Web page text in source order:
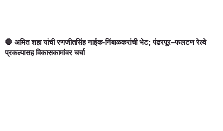
🛑 अमित शहा यांची रणजीतसिंह नाईक-निंबाळकरांची भेट; पंढरपूर–फलटण रेल्वे
प्रकल्पासह विकासकामांवर चर्चा